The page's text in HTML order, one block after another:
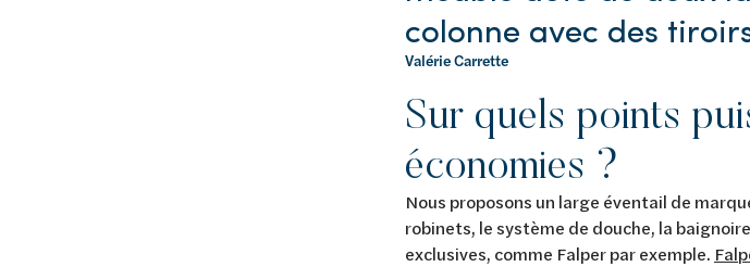
colonne avec des
Valérie Carrette
Sur quels points
économies ?
Nous proposons un large éventail de
robinets, le système de douche, la
exclusives, comme Falper par exemple.